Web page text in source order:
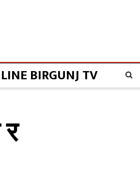
BIRGUNJ TV
र